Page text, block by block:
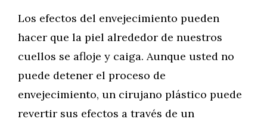
Los efectos del envejecimiento pueden
hacer que la piel alrededor de nuestros
cuellos se afloje y caiga. Aunque usted no
puede detener el proceso de
envejecimiento, un cirujano plástico puede
revertir sus efectos a través de un